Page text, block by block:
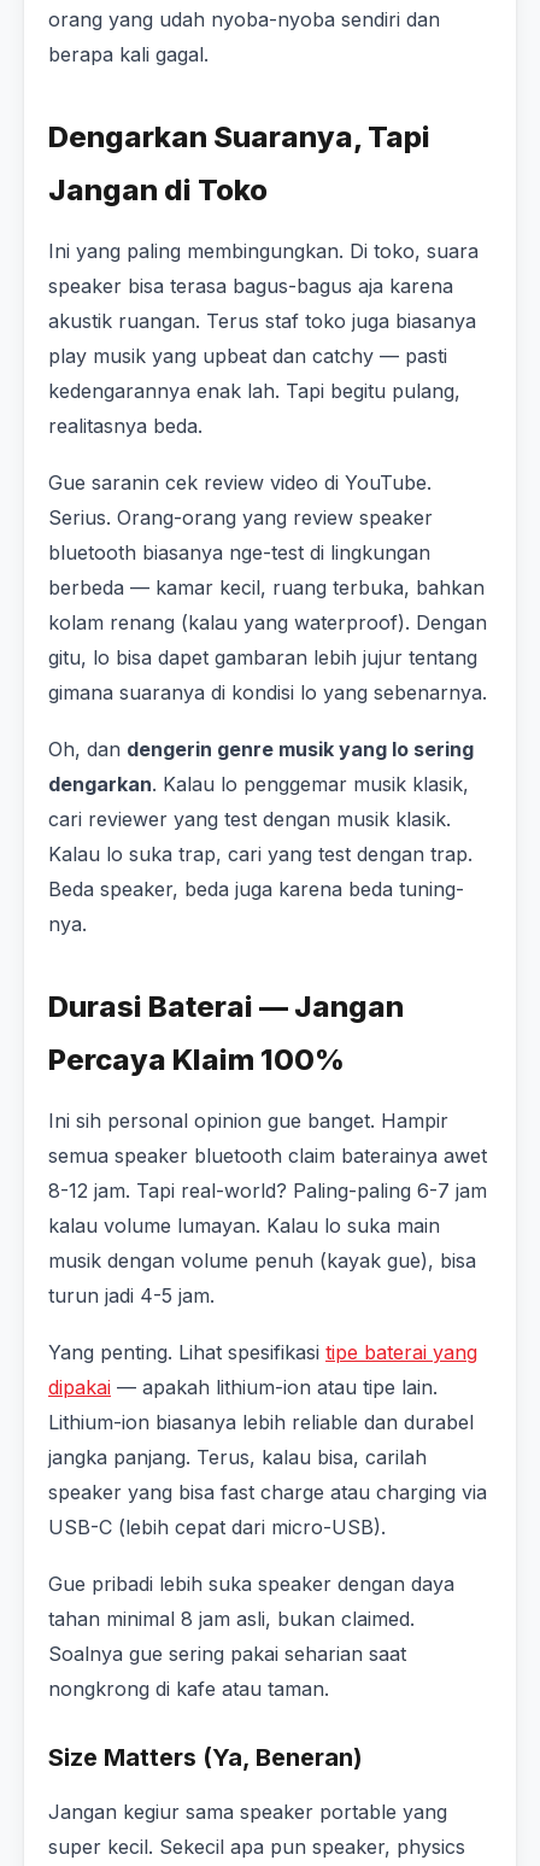
orang yang udah nyoba-nyoba sendiri dan
berapa kali gagal.
Dengarkan Suaranya, Tapi
Jangan di Toko
Ini yang paling membingungkan. Di toko, suara
speaker bisa terasa bagus-bagus aja karena
akustik ruangan. Terus staf toko juga biasanya
play musik yang upbeat dan catchy — pasti
kedengarannya enak lah. Tapi begitu pulang,
realitasnya beda.
Gue saranin cek review video di YouTube.
Serius. Orang-orang yang review speaker
bluetooth biasanya nge-test di lingkungan
berbeda — kamar kecil, ruang terbuka, bahkan
kolam renang (kalau yang waterproof). Dengan
gitu, lo bisa dapet gambaran lebih jujur tentang
gimana suaranya di kondisi lo yang sebenarnya.
Oh, dan dengerin genre musik yang lo sering
dengarkan. Kalau lo penggemar musik klasik,
cari reviewer yang test dengan musik klasik.
Kalau lo suka trap, cari yang test dengan trap.
Beda speaker, beda juga karena beda tuning-
nya.
Durasi Baterai — Jangan
Percaya Klaim 100%
Ini sih personal opinion gue banget. Hampir
semua speaker bluetooth claim baterainya awet
8-12 jam. Tapi real-world? Paling-paling 6-7 jam
kalau volume lumayan. Kalau lo suka main
musik dengan volume penuh (kayak gue), bisa
turun jadi 4-5 jam.
Yang penting. Lihat spesifikasi tipe baterai yang
dipakai — apakah lithium-ion atau tipe lain.
Lithium-ion biasanya lebih reliable dan durabel
jangka panjang. Terus, kalau bisa, carilah
speaker yang bisa fast charge atau charging via
USB-C (lebih cepat dari micro-USB).
Gue pribadi lebih suka speaker dengan daya
tahan minimal 8 jam asli, bukan claimed.
Soalnya gue sering pakai seharian saat
nongkrong di kafe atau taman.
Size Matters (Ya, Beneran)
Jangan kegiur sama speaker portable yang
super kecil. Sekecil apa pun speaker, physics